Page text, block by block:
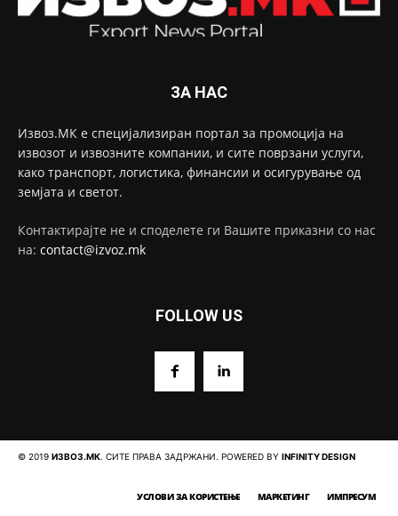
ЗА НАС
Извоз.МК е специјализиран портал за промоција на
извозот и извозните компании, и сите поврзани услуги,
како транспорт, логистика, финансии и осигурување од
земјата и светот.
Контактирајте не и споделете ги Вашите приказни со нас
на: contact@izvoz.mk
FOLLOW US
© 2019 ИЗВОЗ.МК. СИТЕ ПРАВА ЗАДРЖАНИ. POWERED BY INFINITY DESIGN
УСЛОВИ ЗА КОРИСТЕЊЕ МАРКЕТИНГ ИМПРЕСУМ